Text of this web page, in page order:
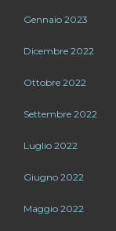
Gennaio 2023
Dicembre 2022
Ottobre 2022
Settembre 2022
Luglio 2022
Giugno 2022
Maggio 2022